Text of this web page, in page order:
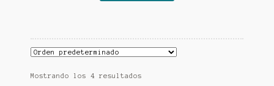
Mostrando los 4 resultados